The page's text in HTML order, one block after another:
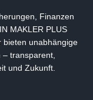
Finanzen
MAKLER PLUS
bieten unabhängige
– transparent,
und Zukunft.